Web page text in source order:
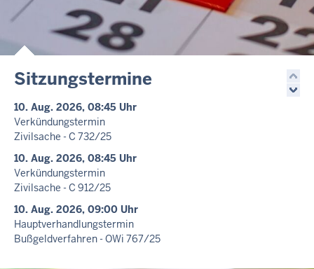
Sitzungstermine
10. Aug. 2026, 08:45 Uhr
Verkündungstermin
Zivilsache - C 732/25
10. Aug. 2026, 08:45 Uhr
Verkündungstermin
Zivilsache - C 912/25
10. Aug. 2026, 09:00 Uhr
Hauptverhandlungstermin
Bußgeldverfahren - OWi 767/25